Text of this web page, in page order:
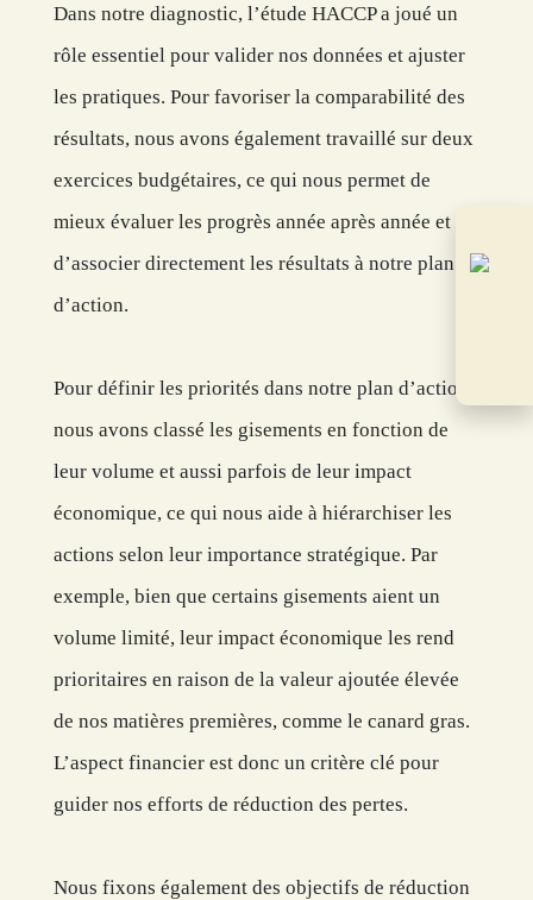
Dans notre diagnostic, l’étude HACCP a joué un
rôle essentiel pour valider nos données et ajuster
les pratiques. Pour favoriser la comparabilité des
résultats, nous avons également travaillé sur deux
exercices budgétaires, ce qui nous permet de
mieux évaluer les progrès année après année et
d’associer directement les résultats à notre plan
d’action.
Pour définir les priorités dans notre plan d’action,
nous avons classé les gisements en fonction de
leur volume et aussi parfois de leur impact
économique, ce qui nous aide à hiérarchiser les
actions selon leur importance stratégique. Par
exemple, bien que certains gisements aient un
volume limité, leur impact économique les rend
prioritaires en raison de la valeur ajoutée élevée
de nos matières premières, comme le canard gras.
L’aspect financier est donc un critère clé pour
guider nos efforts de réduction des pertes.
Nous fixons également des objectifs de réduction